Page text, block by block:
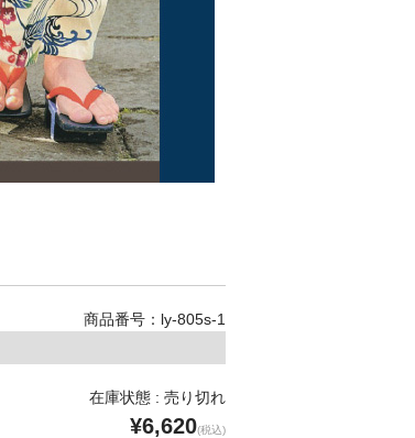
商品番号：ly-805s-1
在庫状態 : 売り切れ
¥6,620(税込)